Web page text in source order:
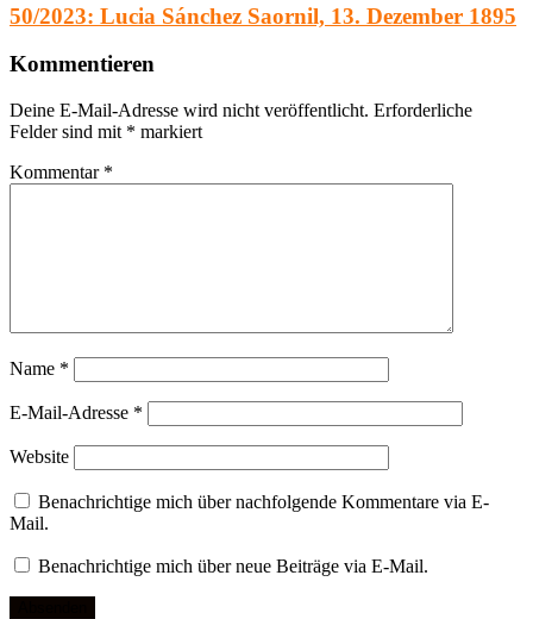
50/2023: Lucia Sánchez Saornil, 13. Dezember 1895
Kommentieren
Deine E-Mail-Adresse wird nicht veröffentlicht. Erforderliche
Felder sind mit * markiert
Kommentar *
Name *
E-Mail-Adresse *
Website
Benachrichtige mich über nachfolgende Kommentare via E-
Mail.
Benachrichtige mich über neue Beiträge via E-Mail.